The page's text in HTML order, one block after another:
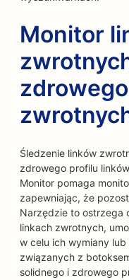
Monitor
Śledzenie linków
zdrowego profilu
Monitor pomaga
zapewniając, że
Narzędzie to ostrzega
linkach zwrotnych,
w celu ich wymiany
związanych z
solidnego i zdrowego